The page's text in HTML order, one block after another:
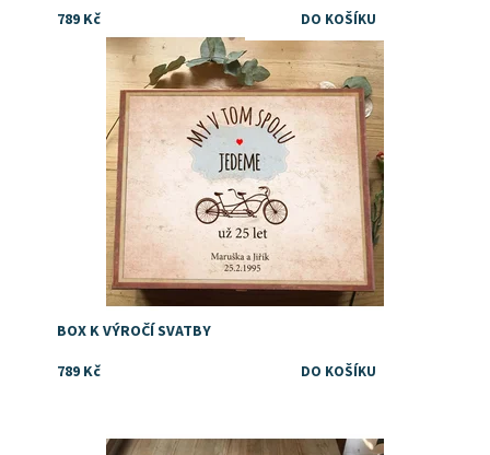
789 Kč
Dostupnost:
Skladem
BOX K VÝROČÍ SVATBY
789 Kč
Dostupnost: Skladem